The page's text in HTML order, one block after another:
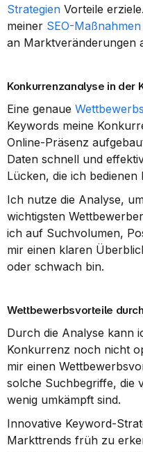
Strategien Vorteile
meiner SEO-Maßnahmen
an Marktveränderungen
Konkurrenzanalyse in der
Eine genaue
Keywords meine
Online-Präsenz
Daten schnell und
Lücken, die ich bedienen
Ich nutze die Analyse,
wichtigsten
ich auf Suchvolumen,
mir einen klaren
oder schwach bin.
Wettbewerbsvorteile
Durch die Analyse kann
Konkurrenz noch nicht
mir einen
solche Suchbegriffe, die
wenig umkämpft sind.
Innovative Keyword-
Markttrends früh zu